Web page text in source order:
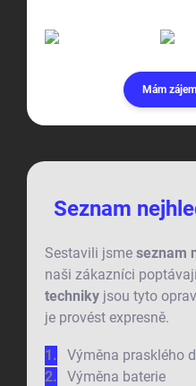
Mám
Seznam
Sestavili jsme seznam
naši zákazníci
techniky jsou tyto
je provést expresně.
Výměna prasklého
Výměna baterie